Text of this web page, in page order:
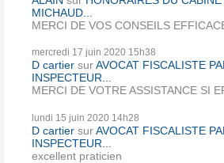
MICHAUD...
MERCI DE VOS CONSEILS
mercredi 17 juin 2020 15h38
D cartier surAVOCAT FISCALISTE
INSPECTEUR...
MERCI DE VOTRE ASSISTANCE SI
lundi 15 juin 2020 14h28
D cartier surAVOCAT FISCALISTE
INSPECTEUR...
excellent praticien